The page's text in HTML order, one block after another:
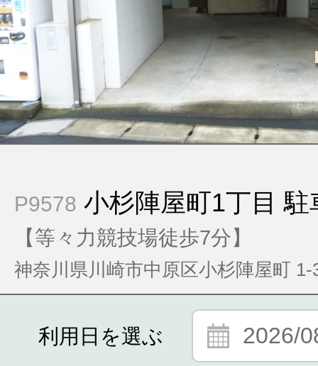
P9578 小杉陣屋町1丁目 駐
【等々力競技場徒歩7分】
神奈川県川崎市中原区小杉陣屋町 1-
利用日を選ぶ 2026/